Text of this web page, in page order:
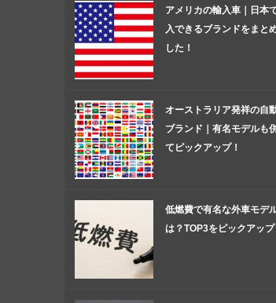
アメリカの輸入車｜日本
入できるブランドをまと
した！
オーストラリア発祥の自
ブランド｜有名モデルも
てピックアップ！
低燃費で有名な外車モデ
は？TOP3をピックアップ